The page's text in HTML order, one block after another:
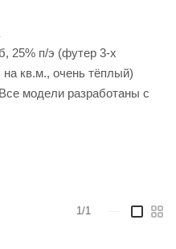
25% п/э (футер 3-х
на кв.м., очень тёплый)
модели разработаны с
1/1